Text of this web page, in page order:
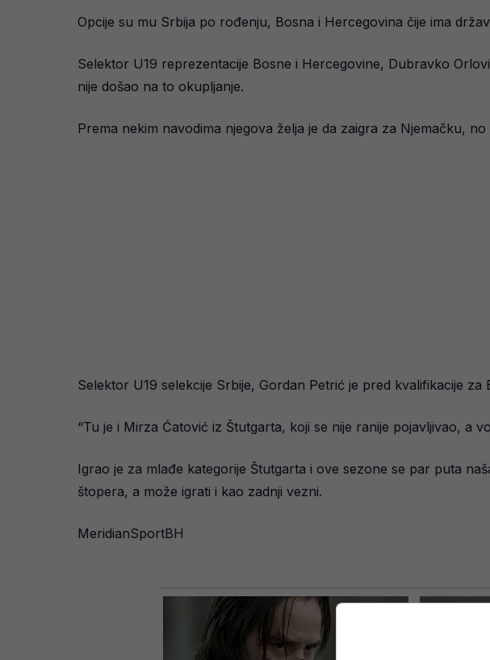
Opcije su mu Srbija po rođenju, Bosna i Hercegovina čije ima
Selektor U19 reprezentacije Bosne i Hercegovine, Dubravko
nije došao na to okupljanje.
Prema nekim navodima njegova želja je da zaigra za Njemačku,
Selektor U19 selekcije Srbije, Gordan Petrić je pred kvalifikacije
“Tu je i Mirza Ćatović iz Štutgarta, koji se nije ranije pojavljivao, a
Igrao je za mlađe kategorije Štutgarta i ove sezone se par puta
štopera, a može igrati i kao zadnji vezni.
MeridianSportBH